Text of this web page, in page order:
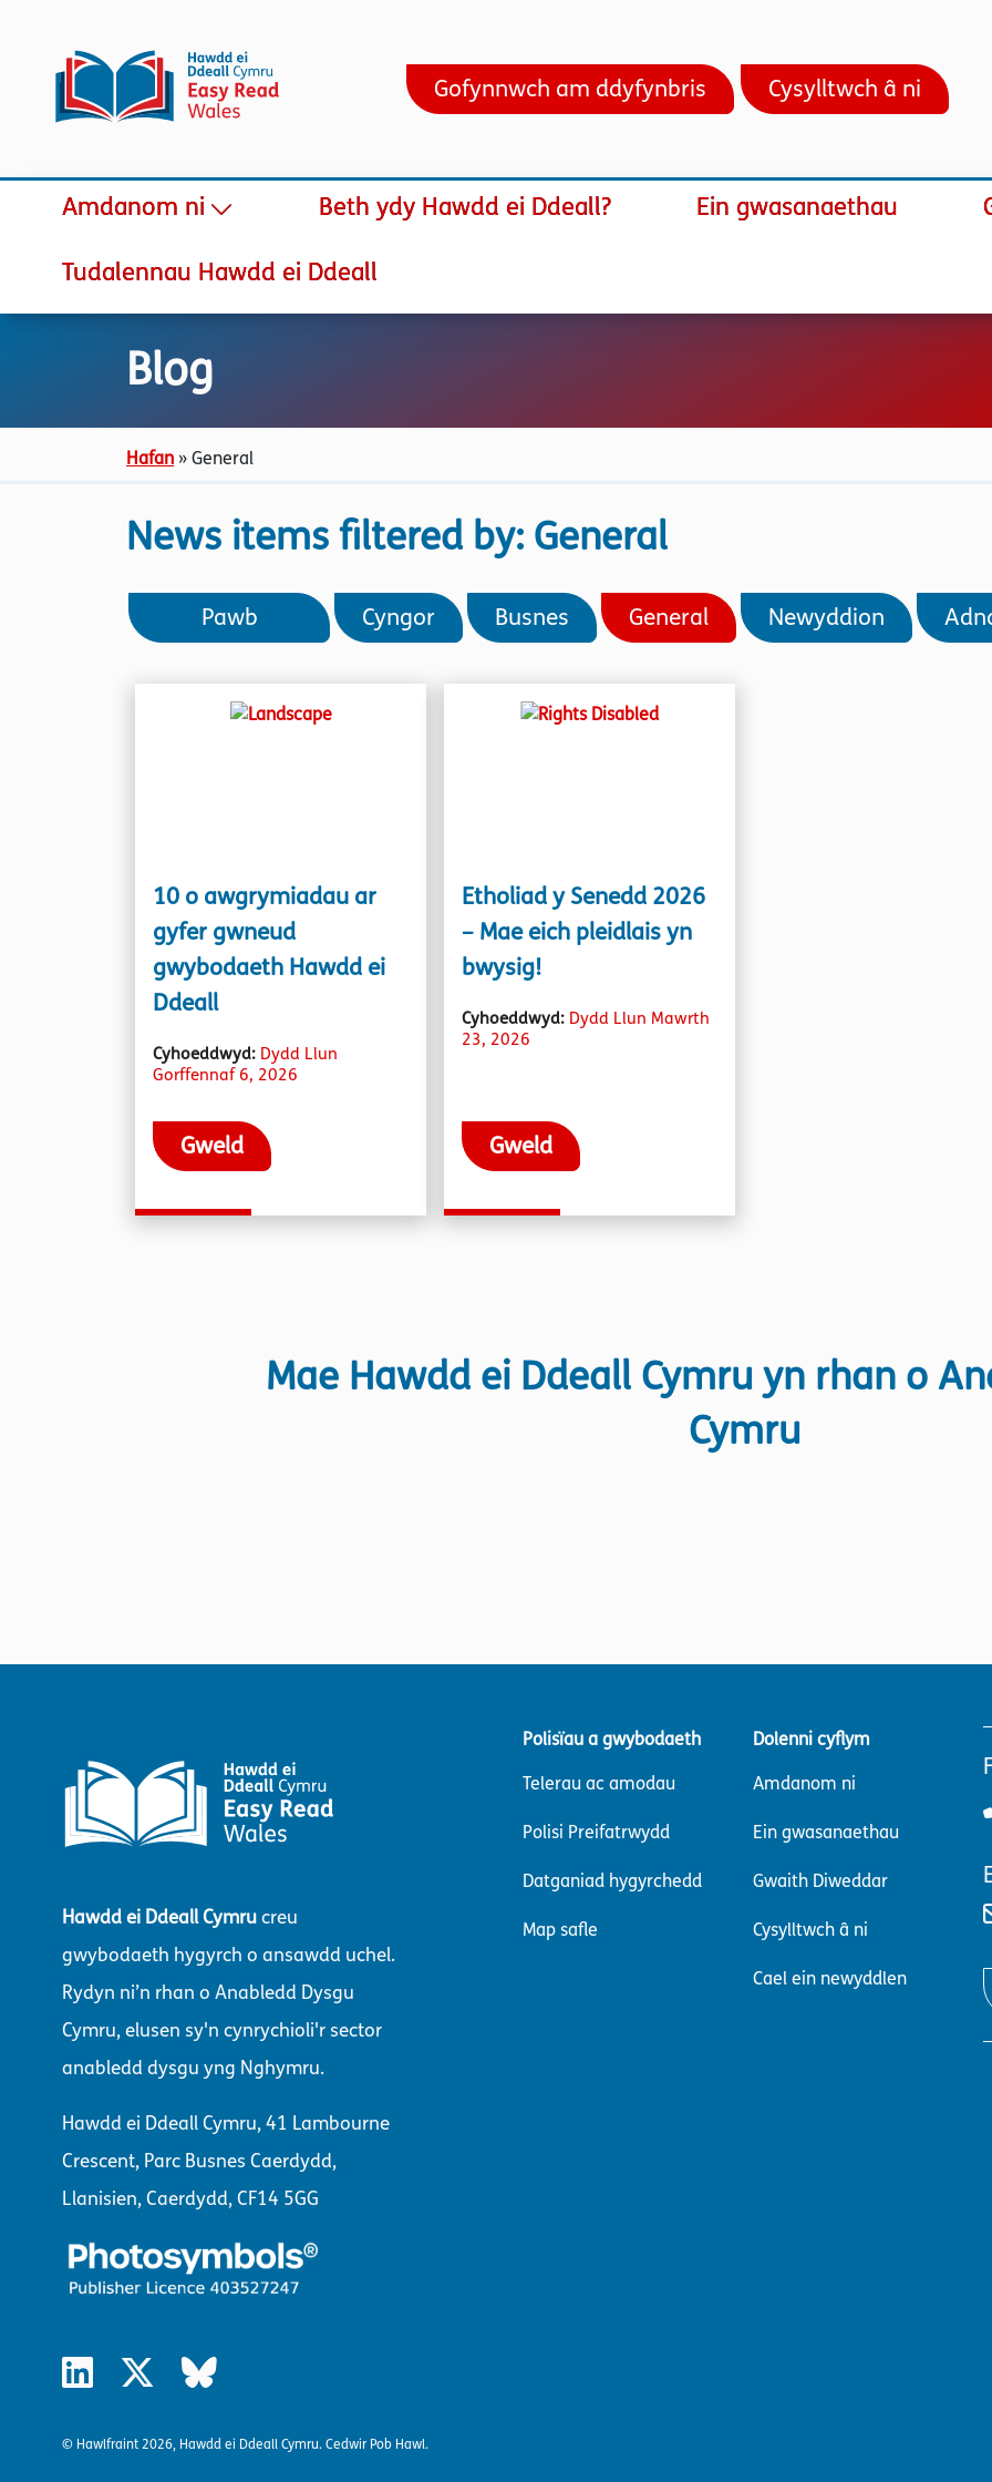
Gofynnwch am ddyfynbris Cysylltwch â ni
Amdanom ni Beth ydy Hawdd ei Ddeall? Ein gwasanaethau
Tudalennau Hawdd ei Ddeall
Blog
Hafan » General
News items filtered by: General
Pawb Cyngor Busnes General Newyddion
10 o awgrymiadau ar
gyfer gwneud
gwybodaeth Hawdd ei
Ddeall
Cyhoeddwyd: Dydd Llun
Gorffennaf 6, 2026
Gweld
Etholiad y Senedd 2026
– Mae eich pleidlais yn
bwysig!
Cyhoeddwyd: Dydd Llun Mawrth
23, 2026
Gweld
Mae Hawdd ei Ddeall Cymru yn rhan o
Cymru
Hawdd ei Ddeall Cymrucreu
gwybodaeth hygyrch o ansawdd uchel.
Rydyn ni’n rhan o Anabledd Dysgu
Cymru, elusen sy'n cynrychioli'r sector
anabledd dysgu yng Nghymru.
Hawdd ei Ddeall Cymru, 41 Lambourne
Crescent, Parc Busnes Caerdydd,
Llanisien, Caerdydd, CF14 5GG
Polisïau a gwybodaeth
Telerau ac amodau
Polisi Preifatrwydd
Datganiad hygyrchedd
Map safle
Dolenni cyflym
Amdanom ni
Ein gwasanaethau
Gwaith Diweddar
Cysylltwch â ni
Cael ein newyddlen
© Hawlfraint 2026, Hawdd ei Ddeall Cymru. Cedwir Pob Hawl.